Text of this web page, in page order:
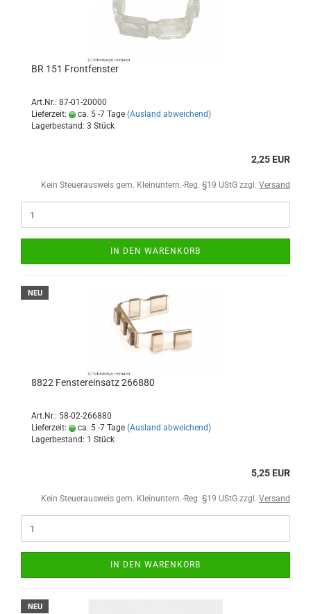
BR 151 Frontfenster
Art.Nr.: 87-01-20000
Lieferzeit:
ca. 5 -7 Tage (Ausland abweichend)
Lagerbestand: 3 Stück
2,25 EUR
Kein Steuerausweis gem. Kleinuntern.-Reg. §19 UStG zzgl. Versand
IN DEN WARENKORB
NEU
8822 Fenstereinsatz 266880
Art.Nr.: 58-02-266880
Lieferzeit:
ca. 5 -7 Tage (Ausland abweichend)
Lagerbestand: 1 Stück
5,25 EUR
Kein Steuerausweis gem. Kleinuntern.-Reg. §19 UStG zzgl. Versand
IN DEN WARENKORB
NEU